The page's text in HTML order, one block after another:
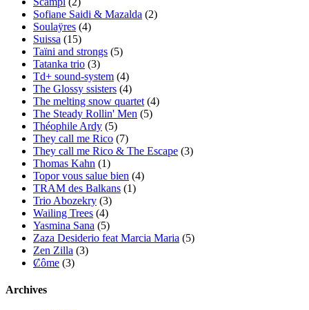
Sofiane Saidi & Mazalda (2)
Soulaÿres (4)
Suissa (15)
Taïni and strongs (5)
Tatanka trio (3)
Td+ sound-system (4)
The Glossy ssisters (4)
The melting snow quartet (4)
The Steady Rollin' Men (5)
Théophile Ardy (5)
They call me Rico (7)
They call me Rico & The Escape (3)
Thomas Kahn (1)
Topor vous salue bien (4)
TRAM des Balkans (1)
Trio Abozekry (3)
Wailing Trees (4)
Yasmina Sana (5)
Zaza Desiderio feat Marcia Maria (5)
Zen Zilla (3)
Ȼôme (3)
Archives